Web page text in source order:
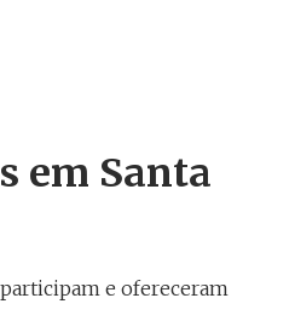
em Santa
e ofereceram